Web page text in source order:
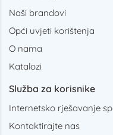
Naši brandovi
Opći uvjeti korištenja
O nama
Katalozi
Služba za korisnike
Internetsko rješavanje
Kontaktirajte nas